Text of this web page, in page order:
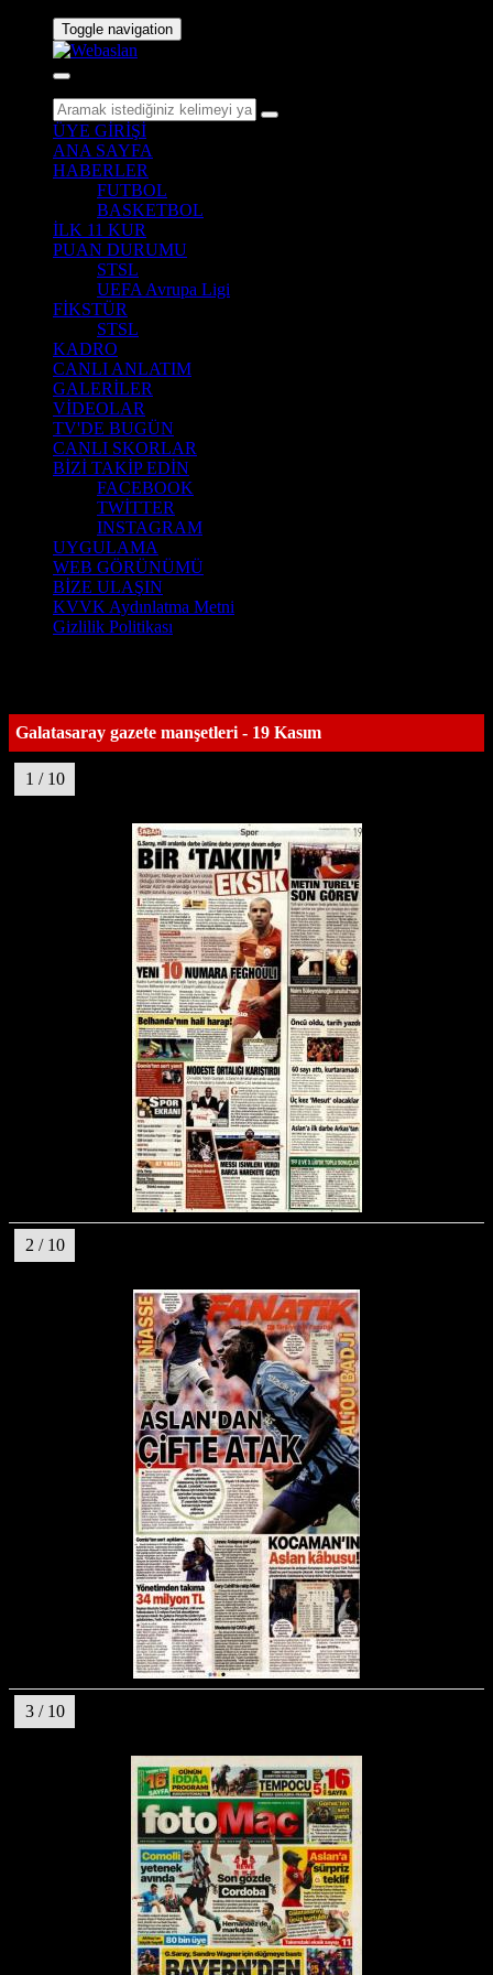
Toggle navigation
ÜYE GİRİŞİ
ANA SAYFA
HABERLER
FUTBOL
BASKETBOL
İLK 11 KUR
PUAN DURUMU
STSL
UEFA Avrupa Ligi
FİKSTÜR
STSL
KADRO
CANLI ANLATIM
GALERİLER
VİDEOLAR
TV'DE BUGÜN
CANLI SKORLAR
BİZİ TAKİP EDİN
FACEBOOK
TWİTTER
INSTAGRAM
UYGULAMA
WEB GÖRÜNÜMÜ
BİZE ULAŞIN
KVVK Aydınlatma Metni
Gizlilik Politikası
Galatasaray gazete manşetleri - 19 Kasım
1 / 10
2 / 10
3 / 10